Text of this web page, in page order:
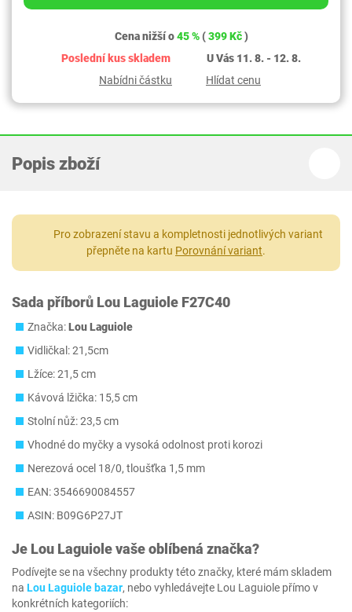
Cena nižší o45 %(399 Kč)
Poslední kus skladem
U Vás 11. 8. - 12. 8.
Nabídni částku
Hlídat cenu
Popis zboží
Pro zobrazení stavu a kompletnosti jednotlivých variant
přepněte na kartu Porovnání variant.
Sada příborů Lou Laguiole F27C40
Značka:Lou Laguiole
Vidličkal: 21,5cm
Lžíce: 21,5 cm
Kávová lžička: 15,5 cm
Stolní nůž: 23,5 cm
Vhodné do myčky a vysoká odolnost proti korozi
Nerezová ocel 18/0, tloušťka 1,5 mm
EAN: 3546690084557
ASIN: B09G6P27JT
Je Lou Laguiolevaše oblíbená značka?
Podívejte se na všechny produkty této značky, které mám skladem
na Lou Laguiole bazar, nebo vyhledávejte Lou Laguiole přímo v
konkrétních kategoriích: